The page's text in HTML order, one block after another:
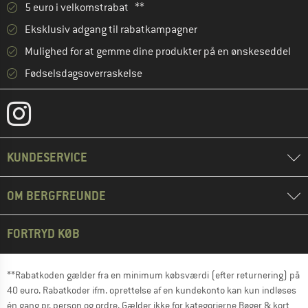
5 euro i velkomstrabat **
Eksklusiv adgang til rabatkampagner
Mulighed for at gemme dine produkter på en ønskeseddel
Fødselsdagsoverraskelse
KUNDESERVICE
OM BERGFREUNDE
FORTRYD KØB
**Rabatkoden gælder fra en minimum købsværdi (efter returnering) på
40 euro. Rabatkoder ifm. oprettelse af en kundekonto kan kun indløses
én gang pr. person og ordre. Gælder ikke for kategorierne Bøger & kort,